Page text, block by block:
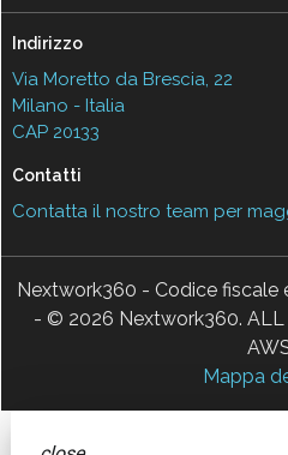
Indirizzo
Via Moretto da Brescia, 22
Milano - Italia
CAP 20133
Contatti
Contatta il nostro team per
Nextwork360 - Codice fiscale
- © 2026 Nextwork360. ALL
Mappa